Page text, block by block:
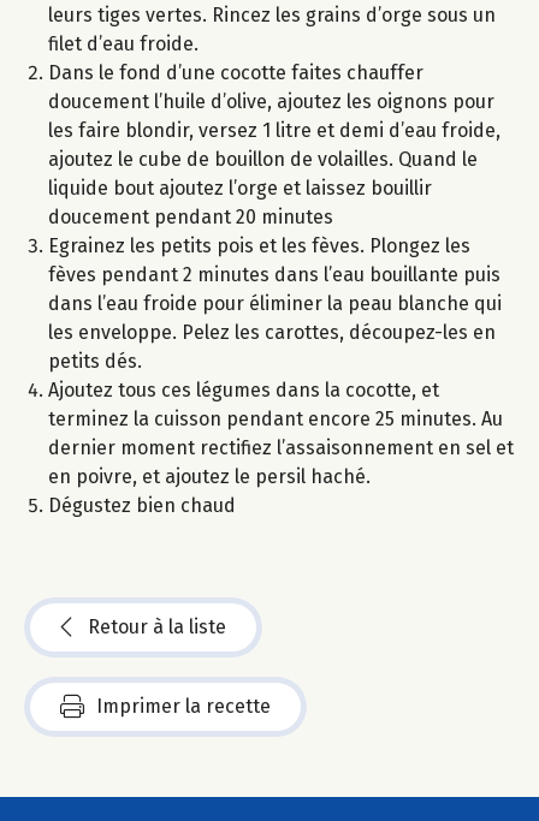
leurs tiges vertes. Rincez les grains d’orge sous un
filet d’eau froide.
Dans le fond d’une cocotte faites chauffer
doucement l’huile d’olive, ajoutez les oignons pour
les faire blondir, versez 1 litre et demi d’eau froide,
ajoutez le cube de bouillon de volailles. Quand le
liquide bout ajoutez l’orge et laissez bouillir
doucement pendant 20 minutes
Egrainez les petits pois et les fèves. Plongez les
fèves pendant 2 minutes dans l’eau bouillante puis
dans l’eau froide pour éliminer la peau blanche qui
les enveloppe. Pelez les carottes, découpez-les en
petits dés.
Ajoutez tous ces légumes dans la cocotte, et
terminez la cuisson pendant encore 25 minutes. Au
dernier moment rectifiez l’assaisonnement en sel et
en poivre, et ajoutez le persil haché.
Dégustez bien chaud
Retour à la liste
Imprimer la recette